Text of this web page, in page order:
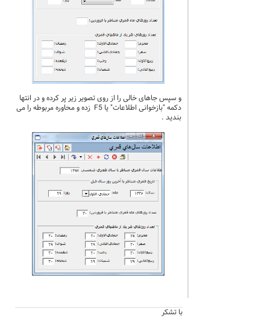
و سپس جاهای خالی را از روی تصویر زیر پر کرده و در انتها
دکمه "بازخوانی اطلاعات" یا F5 زده و محاوره مربوطه را می
بندید .
با تشکر